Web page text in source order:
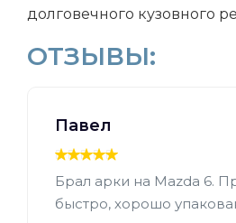
долговечного кузовного
ОТЗЫВЫ:
Павел
Брал арки на Mazda 6.
быстро, хорошо